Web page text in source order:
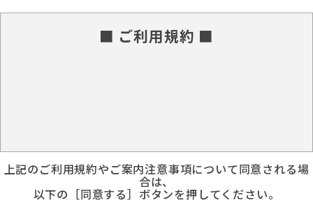
■ ご利用規約 ■
上記のご利用規約やご案内注意事項について同意される場
合は、
以下の［同意する］ボタンを押してください。